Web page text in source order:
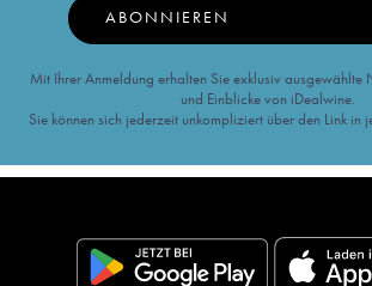
ABONNIEREN
Mit Ihrer Anmeldung erhalten Sie exklusiv ausgewählte
und Einblicke von iDealwine.
Sie können sich jederzeit unkompliziert über den Link in